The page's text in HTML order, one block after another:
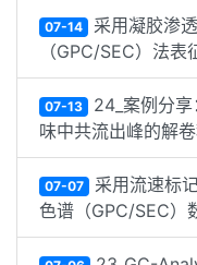
07-14 采用凝胶渗
（GPC/SEC）法
07-13 24_案例分享
味中共流出峰的解
07-07 采用流速标
色谱（GPC/SEC）